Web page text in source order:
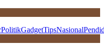
PolitikGadgetTipsNasional